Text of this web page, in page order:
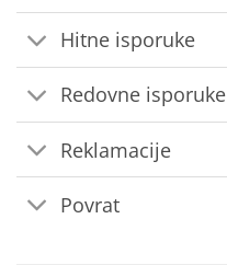
Hitne isporuke
Redovne isporuke
Reklamacije
Povrat